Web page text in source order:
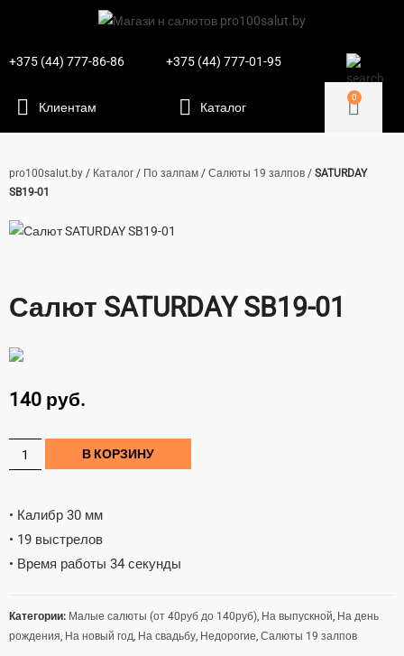
+375 (44) 777-86-86 +375 (44) 777-01-95
0
pro100salut.by / Каталог / По залпам / Салюты 19 залпов / SATURDAY
SB19-01
Салют SATURDAY SB19-01
140 руб.
В КОРЗИНУ
• Калибр 30 мм
• 19 выстрелов
• Время работы 34 секунды
Категории: Малые салюты (от 40руб до 140руб), На выпускной, На день
рождения, На новый год, На свадьбу, Недорогие, Салюты 19 залпов